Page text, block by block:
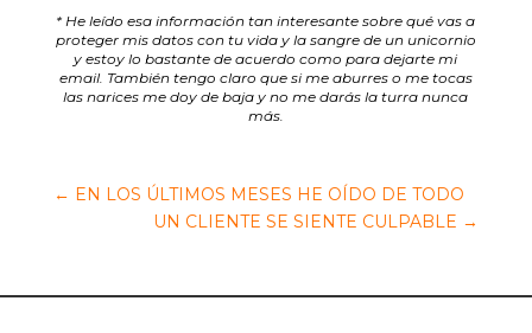
* He leído esa información tan interesante sobre qué vas a
proteger mis datos con tu vida y la sangre de un unicornio
y estoy lo bastante de acuerdo como para dejarte mi
email. También tengo claro que si me aburres o me tocas
las narices me doy de baja y no me darás la turra nunca
más.
← EN LOS ÚLTIMOS MESES HE OÍDO DE TODO
UN CLIENTE SE SIENTE CULPABLE →